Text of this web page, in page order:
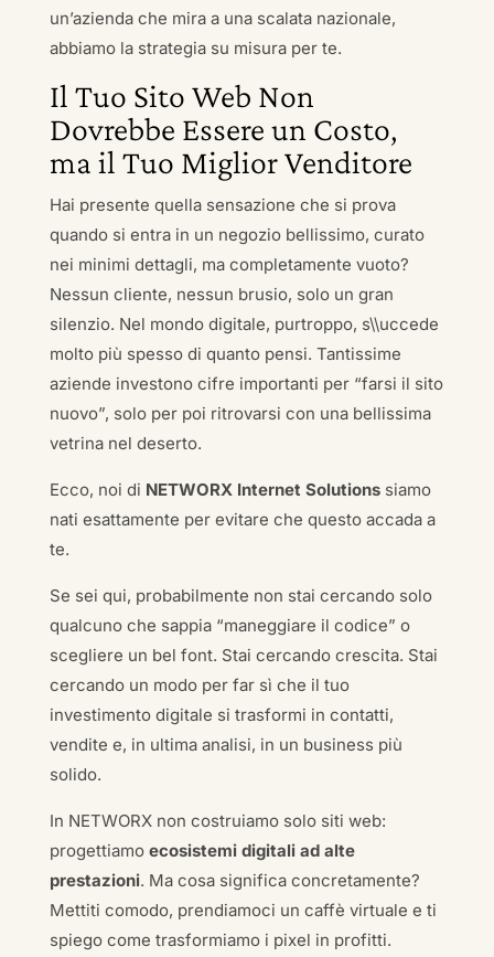
un’azienda che mira a una scalata nazionale,
abbiamo la strategia su misura per te.
Il Tuo Sito Web Non
Dovrebbe Essere un Costo,
ma il Tuo Miglior Venditore
Hai presente quella sensazione che si prova
quando si entra in un negozio bellissimo, curato
nei minimi dettagli, ma completamente vuoto?
Nessun cliente, nessun brusio, solo un gran
silenzio. Nel mondo digitale, purtroppo, s\\uccede
molto più spesso di quanto pensi. Tantissime
aziende investono cifre importanti per “farsi il sito
nuovo”, solo per poi ritrovarsi con una bellissima
vetrina nel deserto.
Ecco, noi di NETWORX Internet Solutionssiamo
nati esattamente per evitare che questo accada a
te.
Se sei qui, probabilmente non stai cercando solo
qualcuno che sappia “maneggiare il codice” o
scegliere un bel font. Stai cercando crescita. Stai
cercando un modo per far sì che il tuo
investimento digitale si trasformi in contatti,
vendite e, in ultima analisi, in un business più
solido.
In NETWORX non costruiamo solo siti web:
progettiamo ecosistemi digitali ad alte
prestazioni. Ma cosa significa concretamente?
Mettiti comodo, prendiamoci un caffè virtuale e ti
spiego come trasformiamo i pixel in profitti.